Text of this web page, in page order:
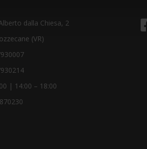
dalla Chiesa, 2
(VR)
| 14:00 – 18:00